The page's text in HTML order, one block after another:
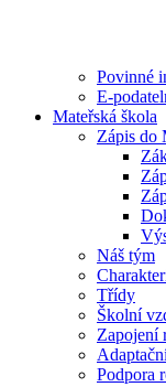
Povinné
E-
Mateřská škola
Zápis do
Náš tým
Třídy
Školní
Zapojení
Podpora